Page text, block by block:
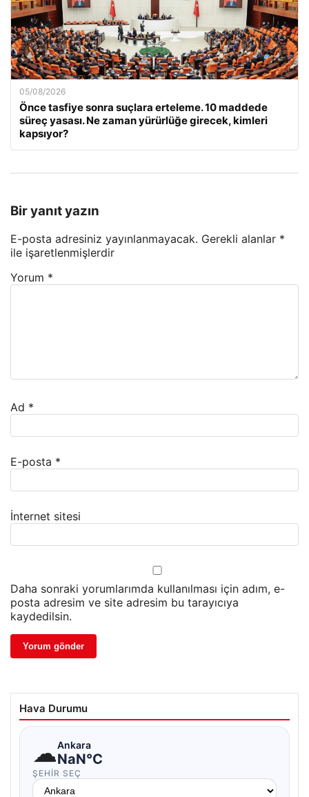
05/08/2026
Önce tasfiye sonra suçlara erteleme. 10 maddede
süreç yasası. Ne zaman yürürlüğe girecek, kimleri
kapsıyor?
Bir yanıt yazın
E-posta adresiniz yayınlanmayacak. Gerekli alanlar *
ile işaretlenmişlerdir
Yorum *
Ad *
E-posta *
İnternet sitesi
Daha sonraki yorumlarımda kullanılması için adım, e-
posta adresim ve site adresim bu tarayıcıya
kaydedilsin.
Hava Durumu
☁Ankara
NaN°C
ŞEHIR SEÇ